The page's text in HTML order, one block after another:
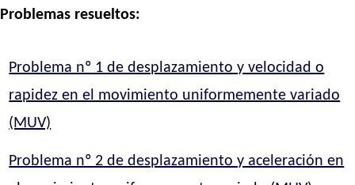
Problemas resueltos:
Problema nº 1 de desplazamiento y velocidad o
rapidez en el movimiento uniformemente variado
(MUV)
Problema nº 2 de desplazamiento y aceleración en